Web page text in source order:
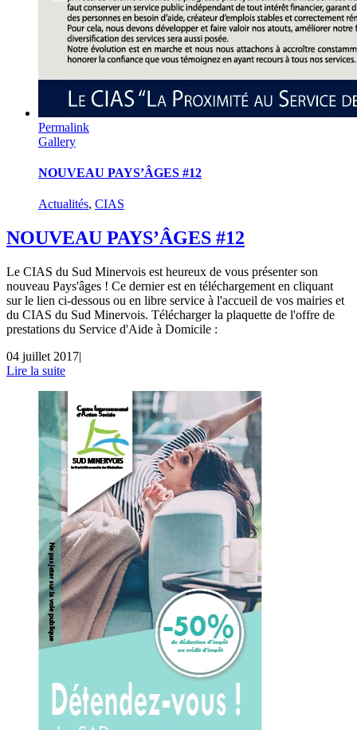
Permalink
Gallery
NOUVEAU PAYS’ÂGES #12
Actualités, CIAS
NOUVEAU PAYS’ÂGES #12
Le CIAS du Sud Minervois est heureux de vous présenter son
nouveau Pays'âges ! Ce dernier est en téléchargement en cliquant
sur le lien ci-dessous ou en libre service à l'accueil de vos mairies et
du CIAS du Sud Minervois. Télécharger la plaquette de l'offre de
prestations du Service d'Aide à Domicile :
04 juillet 2017|
Lire la suite